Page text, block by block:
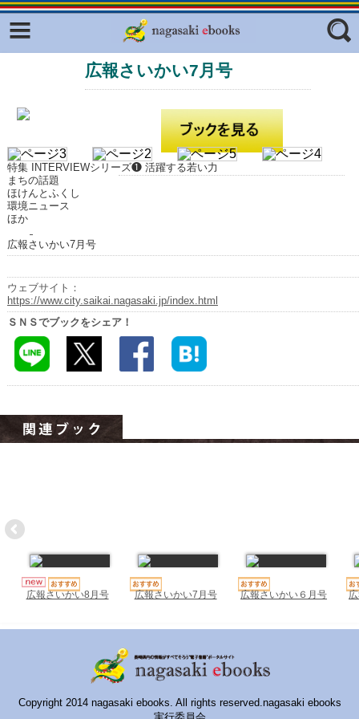
フリーワード
ジャンル
広報さいかい7月号
特集 INTERVIEWシリーズ❶ 活躍する若い力
まちの話題
ほけんとふくし
環境ニュース
ほか
広報さいかい7月号
ウェブサイト：
https://www.city.saikai.nagasaki.jp/index.html
ＳＮＳでブックをシェア！
広報さいかい8月号 広報さいかい7月号 広報さいかい６月号
Copyright 2014 nagasaki ebooks. All rights reserved.nagasaki ebooks
Facebook
ふくいろキラリプロジェクト
ラリー（TOKYO Brochures）
はじめてご利用される方へ
コンテンツ
明治日本の産業革命遺産
長崎と天草地方の潜伏キリシタン
関連遺産
大学・専門学校ナビ
ハイスクールナビ
いきebooks
みなみしまばらebooks
はさみebooks
ながさき市ebooks
さいかいイーブックス